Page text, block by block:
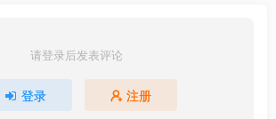
座。
界上最可爱的，喜欢被作为○○而服从的部
瞧不起大男人，有时就连对部下也会毫不
请登录后发表评论
登录 注册